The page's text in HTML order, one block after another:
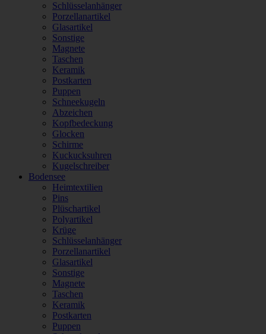
Schlüsselanhänger
Porzellanartikel
Glasartikel
Sonstige
Magnete
Taschen
Keramik
Postkarten
Puppen
Schneekugeln
Abzeichen
Kopfbedeckung
Glocken
Schirme
Kuckucksuhren
Kugelschreiber
Bodensee
Heimtextilien
Pins
Plüschartikel
Polyartikel
Krüge
Schlüsselanhänger
Porzellanartikel
Glasartikel
Sonstige
Magnete
Taschen
Keramik
Postkarten
Puppen